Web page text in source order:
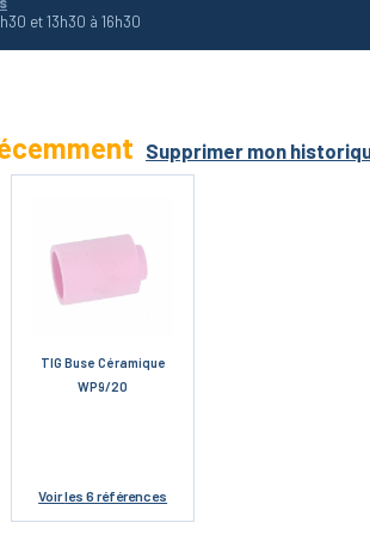
et 13h30 à 16h30
Supprimer mon
TIG Buse Céramique
WP9/20
Voirles 6 références